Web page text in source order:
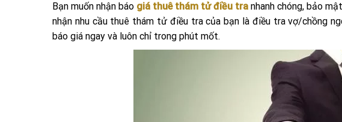
Bạn muốn nhận báo giá thuê thám tử điều tra nhanh chóng, bảo
nhận nhu cầu thuê thám tử điều tra của bạn là điều tra vợ/chồng
báo giá ngay và luôn chỉ trong phút mốt.